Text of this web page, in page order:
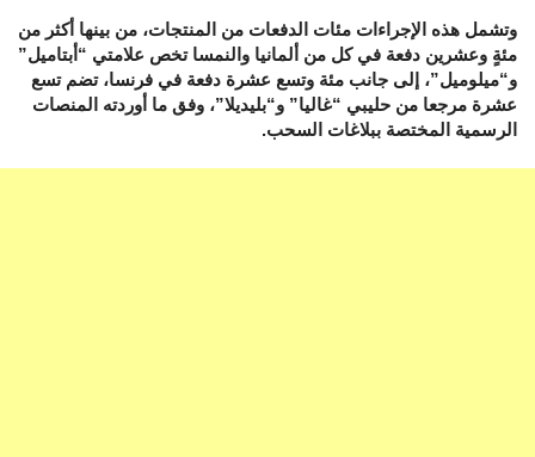
وتشمل هذه الإجراءات مئات الدفعات من المنتجات، من بينها أكثر من
مئةٍ وعشرين دفعة في كل من ألمانيا والنمسا تخص علامتي “أبتاميل”
و“ميلوميل”، إلى جانب مئة وتسع عشرة دفعة في فرنسا، تضم تسع
عشرة مرجعا من حليبي “غاليا” و“بليديلا”، وفق ما أوردته المنصات
الرسمية المختصة ببلاغات السحب.